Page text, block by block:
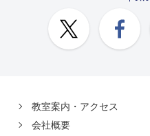
教室案内・アクセス
会社概要